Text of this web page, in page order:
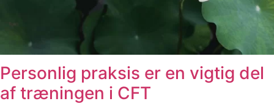
Personlig praksis er en vigtig del
af træningen i CFT